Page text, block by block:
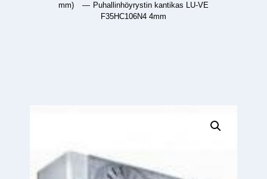
mm)
— Puhallinhöyrystin kantikas LU-VE
F35HC106N4 4mm